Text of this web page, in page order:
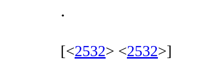
.
[<2532> <2532>]